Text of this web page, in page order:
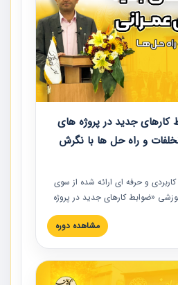
جدید در پروژه های
و راه حل ها با نگرش
و حرفه‏ ای ارائه شده از سوی
«ضوابط کارهای جدید در پروژه
و راه حل ها با نگرش قراردادی
های ساختمانی کشور ارائه شد.
عملی ارائه شده است.
مشاهده دوره